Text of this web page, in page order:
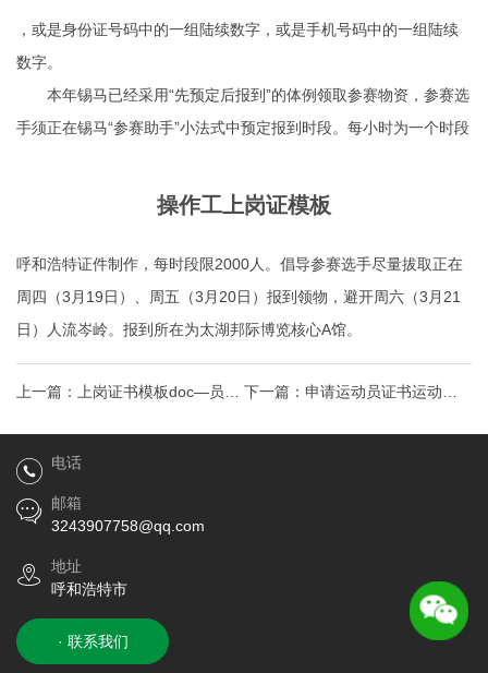
，或是身份证号码中的一组陆续数字，或是手机号码中的一组陆续
数字。
本年锡马已经采用“先预定后报到”的体例领取参赛物资，参赛选
手须正在锡马“参赛助手”小法式中预定报到时段。每小时为一个时段
操作工上岗证模板
呼和浩特证件制作 ，每时段限2000人。倡导参赛选手尽量拔取正在
周四（3月19日）、周五（3月20日）报到领物，避开周六（3月21
日）人流岑岭。报到所在为太湖邦际博览核心A馆。
上一篇： 上岗证书模板doc—员工
上岗证模板
下一篇： 申请运动员证书运动员
证书怎么申请呼和浩特证件制作
电话
邮箱
3243907758@qq.com
地址
呼和浩特市
· 联系我们